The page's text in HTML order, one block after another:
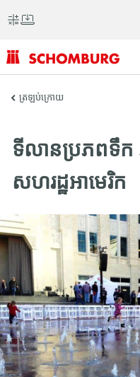
SCHOMBURG
ត្រឡប់ក្រោយ
ទីលានប្រភពទឹក
សហរដ្ឋអាមេរិក